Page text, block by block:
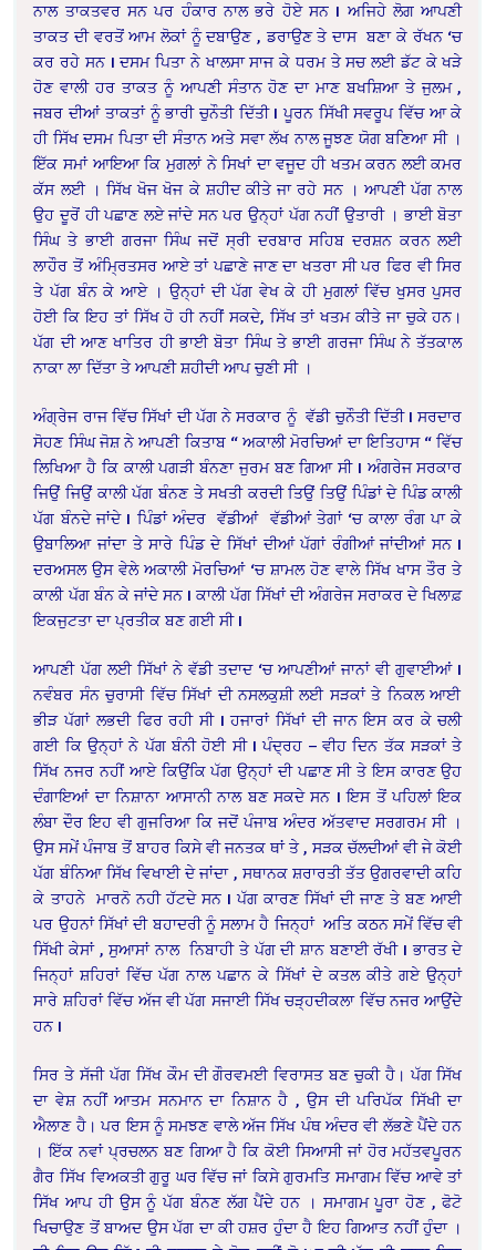
ਨਾਲ ਤਾਕਤਵਰ ਸਨ ਪਰ ਹੰਕਾਰ ਨਾਲ ਭਰੇ ਹੋਏ ਸਨ I ਅਜਿਹੇ ਲੋਗ ਆਪਣੀ
ਤਾਕਤ ਦੀ ਵਰਤੋਂ ਆਮ ਲੋਕਾਂ ਨੂੰ ਦਬਾਉਣ , ਡਰਾਉਣ ਤੇ ਦਾਸ ਬਣਾ ਕੇ ਰੱਖਨ ‘ਚ
ਕਰ ਰਹੇ ਸਨ I ਦਸਮ ਪਿਤਾ ਨੇ ਖਾਲਸਾ ਸਾਜ ਕੇ ਧਰਮ ਤੇ ਸਚ ਲਈ ਡੱਟ ਕੇ ਖੜੇ
ਹੋਣ ਵਾਲੀ ਹਰ ਤਾਕਤ ਨੂੰ ਆਪਣੀ ਸੰਤਾਨ ਹੋਣ ਦਾ ਮਾਣ ਬਖਸ਼ਿਆ ਤੇ ਜੁਲਮ ,
ਜਬਰ ਦੀਆਂ ਤਾਕਤਾਂ ਨੂੰ ਭਾਰੀ ਚੁਨੌਤੀ ਦਿੱਤੀ I ਪੂਰਨ ਸਿੱਖੀ ਸਵਰੂਪ ਵਿੱਚ ਆ ਕੇ
ਹੀ ਸਿੱਖ ਦਸਮ ਪਿਤਾ ਦੀ ਸੰਤਾਨ ਅਤੇ ਸਵਾ ਲੱਖ ਨਾਲ ਜੂਝਣ ਯੋਗ ਬਣਿਆ ਸੀ ।
ਇੱਕ ਸਮਾਂ ਆਇਆ ਕਿ ਮੁਗਲਾਂ ਨੇ ਸਿਖਾਂ ਦਾ ਵਜੂਦ ਹੀ ਖਤਮ ਕਰਨ ਲਈ ਕਮਰ
ਕੱਸ ਲਈ । ਸਿੱਖ ਖੋਜ ਖੋਜ ਕੇ ਸ਼ਹੀਦ ਕੀਤੇ ਜਾ ਰਹੇ ਸਨ । ਆਪਣੀ ਪੱਗ ਨਾਲ
ਉਹ ਦੂਰੋਂ ਹੀ ਪਛਾਣ ਲਏ ਜਾਂਦੇ ਸਨ ਪਰ ਉਨ੍ਹਾਂ ਪੱਗ ਨਹੀਂ ਉਤਾਰੀ । ਭਾਈ ਬੋਤਾ
ਸਿੰਘ ਤੇ ਭਾਈ ਗਰਜਾ ਸਿੰਘ ਜਦੋਂ ਸ੍ਰੀ ਦਰਬਾਰ ਸਹਿਬ ਦਰਸ਼ਨ ਕਰਨ ਲਈ
ਲਾਹੌਰ ਤੋਂ ਅੰਮ੍ਰਿਤਸਰ ਆਏ ਤਾਂ ਪਛਾਣੇ ਜਾਣ ਦਾ ਖਤਰਾ ਸੀ ਪਰ ਫਿਰ ਵੀ ਸਿਰ
ਤੇ ਪੱਗ ਬੰਨ ਕੇ ਆਏ । ਉਨ੍ਹਾਂ ਦੀ ਪੱਗ ਵੇਖ ਕੇ ਹੀ ਮੁਗਲਾਂ ਵਿੱਚ ਖੁਸਰ ਪੁਸਰ
ਹੋਈ ਕਿ ਇਹ ਤਾਂ ਸਿੱਖ ਹੋ ਹੀ ਨਹੀਂ ਸਕਦੇ, ਸਿੱਖ ਤਾਂ ਖਤਮ ਕੀਤੇ ਜਾ ਚੁਕੇ ਹਨ।
ਪੱਗ ਦੀ ਆਣ ਖਾਤਿਰ ਹੀ ਭਾਈ ਬੋਤਾ ਸਿੰਘ ਤੇ ਭਾਈ ਗਰਜਾ ਸਿੰਘ ਨੇ ਤੱਤਕਾਲ
ਨਾਕਾ ਲਾ ਦਿੱਤਾ ਤੇ ਆਪਣੀ ਸ਼ਹੀਦੀ ਆਪ ਚੁਣੀ ਸੀ ।
ਅੰਗ੍ਰੇਜ ਰਾਜ ਵਿੱਚ ਸਿੱਖਾਂ ਦੀ ਪੱਗ ਨੇ ਸਰਕਾਰ ਨੂੰ ਵੱਡੀ ਚੁਨੌਤੀ ਦਿੱਤੀ I ਸਰਦਾਰ
ਸੋਹਣ ਸਿੰਘ ਜੋਸ਼ ਨੇ ਆਪਣੀ ਕਿਤਾਬ “ ਅਕਾਲੀ ਮੋਰਚਿਆਂ ਦਾ ਇਤਿਹਾਸ “ ਵਿੱਚ
ਲਿਖਿਆ ਹੈ ਕਿ ਕਾਲੀ ਪਗੜੀ ਬੰਨਣਾ ਜੁਰਮ ਬਣ ਗਿਆ ਸੀ I ਅੰਗਰੇਜ ਸਰਕਾਰ
ਜਿਉਂ ਜਿਉਂ ਕਾਲੀ ਪੱਗ ਬੰਨਣ ਤੇ ਸਖਤੀ ਕਰਦੀ ਤਿਉਂ ਤਿਉਂ ਪਿੰਡਾਂ ਦੇ ਪਿੰਡ ਕਾਲੀ
ਪੱਗ ਬੰਨਦੇ ਜਾਂਦੇ I ਪਿੰਡਾਂ ਅੰਦਰ ਵੱਡੀਆਂ ਵੱਡੀਆਂ ਤੇਗਾਂ ‘ਚ ਕਾਲਾ ਰੰਗ ਪਾ ਕੇ
ਉਬਾਲਿਆ ਜਾਂਦਾ ਤੇ ਸਾਰੇ ਪਿੰਡ ਦੇ ਸਿੱਖਾਂ ਦੀਆਂ ਪੱਗਾਂ ਰੰਗੀਆਂ ਜਾਂਦੀਆਂ ਸਨ I
ਦਰਅਸਲ ਉਸ ਵੇਲੇ ਅਕਾਲੀ ਮੋਰਚਿਆਂ ‘ਚ ਸ਼ਾਮਲ ਹੋਣ ਵਾਲੇ ਸਿੱਖ ਖਾਸ ਤੌਰ ਤੇ
ਕਾਲੀ ਪੱਗ ਬੰਨ ਕੇ ਜਾਂਦੇ ਸਨ I ਕਾਲੀ ਪੱਗ ਸਿੱਖਾਂ ਦੀ ਅੰਗਰੇਜ ਸਰਾਕਰ ਦੇ ਖਿਲਾਫ਼
ਇਕਜੁਟਤਾ ਦਾ ਪ੍ਰਤੀਕ ਬਣ ਗਈ ਸੀ I
ਆਪਣੀ ਪੱਗ ਲਈ ਸਿੱਖਾਂ ਨੇ ਵੱਡੀ ਤਦਾਦ ‘ਚ ਆਪਣੀਆਂ ਜਾਨਾਂ ਵੀ ਗੁਵਾਈਆਂ I
ਨਵੰਬਰ ਸੰਨ ਚੁਰਾਸੀ ਵਿੱਚ ਸਿੱਖਾਂ ਦੀ ਨਸਲਕੁਸ਼ੀ ਲਈ ਸੜਕਾਂ ਤੇ ਨਿਕਲ ਆਈ
ਭੀੜ ਪੱਗਾਂ ਲਭਦੀ ਫਿਰ ਰਹੀ ਸੀ I ਹਜਾਰਾਂ ਸਿੱਖਾਂ ਦੀ ਜਾਨ ਇਸ ਕਰ ਕੇ ਚਲੀ
ਗਈ ਕਿ ਉਨ੍ਹਾਂ ਨੇ ਪੱਗ ਬੰਨੀ ਹੋਈ ਸੀ I ਪੰਦ੍ਰਹ – ਵੀਹ ਦਿਨ ਤੱਕ ਸੜਕਾਂ ਤੇ
ਸਿੱਖ ਨਜਰ ਨਹੀਂ ਆਏ ਕਿਉਂਕਿ ਪੱਗ ਉਨ੍ਹਾਂ ਦੀ ਪਛਾਣ ਸੀ ਤੇ ਇਸ ਕਾਰਣ ਉਹ
ਦੰਗਾਇਆਂ ਦਾ ਨਿਸ਼ਾਨਾ ਆਸਾਨੀ ਨਾਲ ਬਣ ਸਕਦੇ ਸਨ I ਇਸ ਤੋਂ ਪਹਿਲਾਂਇਕ
ਲੰਬਾ ਦੌਰ ਇਹ ਵੀ ਗੁਜਰਿਆ ਕਿ ਜਦੋਂ ਪੰਜਾਬ ਅੰਦਰ ਅੱਤਵਾਦ ਸਰਗਰਮ ਸੀ ।
ਉਸ ਸਮੇਂ ਪੰਜਾਬ ਤੋਂ ਬਾਹਰ ਕਿਸੇ ਵੀ ਜਨਤਕ ਥਾਂ ਤੇ , ਸੜਕ ਚੱਲਦੀਆਂ ਵੀ ਜੇ ਕੋਈ
ਪੱਗ ਬੰਨਿਆ ਸਿੱਖ ਵਿਖਾਈ ਦੇ ਜਾਂਦਾ , ਸਥਾਨਕ ਸ਼ਰਾਰਤੀ ਤੱਤ ਉਗਰਵਾਦੀ ਕਹਿ
ਕੇ ਤਾਹਨੇ ਮਾਰਨੋ ਨਹੀ ਹੱਟਦੇ ਸਨ I ਪੱਗ ਕਾਰਣ ਸਿੱਖਾਂ ਦੀ ਜਾਣ ਤੇ ਬਣ ਆਈ
ਪਰ ਉਹਨਾਂ ਸਿੱਖਾਂ ਦੀ ਬਹਾਦਰੀ ਨੂੰ ਸਲਾਮ ਹੈ ਜਿਨ੍ਹਾਂ ਅਤਿ ਕਠਨ ਸਮੇਂ ਵਿੱਚ ਵੀ
ਸਿੱਖੀ ਕੇਸਾਂ , ਸੁਆਸਾਂ ਨਾਲ ਨਿਬਾਹੀ ਤੇ ਪੱਗ ਦੀ ਸ਼ਾਨ ਬਣਾਈ ਰੱਖੀ I ਭਾਰਤ ਦੇ
ਜਿਨ੍ਹਾਂ ਸ਼ਹਿਰਾਂ ਵਿੱਚ ਪੱਗ ਨਾਲ ਪਛਾਨ ਕੇ ਸਿੱਖਾਂ ਦੇ ਕਤਲ ਕੀਤੇ ਗਏ ਉਨ੍ਹਾਂ
ਸਾਰੇ ਸ਼ਹਿਰਾਂ ਵਿੱਚ ਅੱਜ ਵੀ ਪੱਗ ਸਜਾਈ ਸਿੱਖ ਚੜ੍ਹਦੀਕਲਾ ਵਿੱਚ ਨਜਰ ਆਉਂਦੇ
ਹਨ I
ਸਿਰ ਤੇ ਸੱਜੀ ਪੱਗ ਸਿੱਖ ਕੌਮ ਦੀ ਗੌਰਵਮਈ ਵਿਰਾਸਤ ਬਣ ਚੁਕੀ ਹੈ। ਪੱਗ ਸਿੱਖ
ਦਾ ਵੇਸ਼ ਨਹੀਂ ਆਤਮ ਸਨਮਾਨ ਦਾ ਨਿਸ਼ਾਨ ਹੈ , ਉਸ ਦੀ ਪਰਿਪੱਕ ਸਿੱਖੀ ਦਾ
ਐਲਾਣ ਹੈ। ਪਰ ਇਸ ਨੂੰ ਸਮਝਣ ਵਾਲੇ ਅੱਜ ਸਿੱਖ ਪੰਥ ਅੰਦਰ ਵੀ ਲੱਭਣੇ ਪੈਂਦੇ ਹਨ
। ਇੱਕ ਨਵਾਂ ਪ੍ਰਚਲਨ ਬਣ ਗਿਆ ਹੈ ਕਿ ਕੋਈ ਸਿਆਸੀ ਜਾਂ ਹੋਰ ਮਹੱਤਵਪੂਰਨ
ਗੈਰ ਸਿੱਖ ਵਿਅਕਤੀ ਗੁਰੂ ਘਰ ਵਿੱਚ ਜਾਂ ਕਿਸੇ ਗੁਰਮਤਿ ਸਮਾਗਮ ਵਿੱਚ ਆਵੇ ਤਾਂ
ਸਿੱਖ ਆਪ ਹੀ ਉਸ ਨੂੰ ਪੱਗ ਬੰਨਣ ਲੱਗ ਪੈਂਦੇ ਹਨ । ਸਮਾਗਮ ਪੂਰਾ ਹੋਣ , ਫੋਟੋ
ਖਿਚਾਉਣ ਤੋਂ ਬਾਅਦ ਉਸ ਪੱਗ ਦਾ ਕੀ ਹਸ਼ਰ ਹੁੰਦਾ ਹੈ ਇਹ ਗਿਆਤ ਨਹੀਂ ਹੁੰਦਾ ।